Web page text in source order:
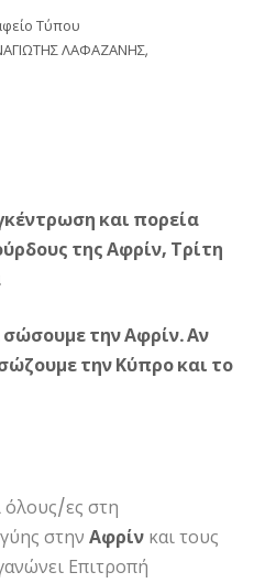
Τύπου
ΛΑΦΑΖΑΝΗΣ,
και πορεία
της Αφρίν, Τρίτη
την Αφρίν. Αν
την Κύπρο και το
όλους/ες στη
στηνΑφρίν και τους
Επιτροπή